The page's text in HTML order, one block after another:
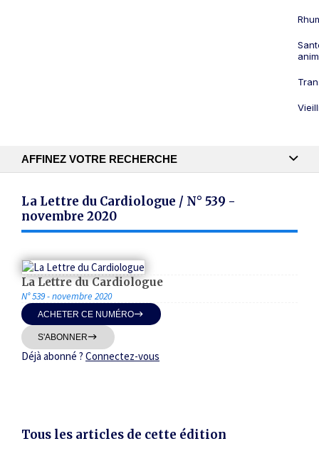
AFFINEZ VOTRE RECHERCHE
Thématiques
Du
La Lettre du Cardiologue / N° 539 -
novembre 2020
La Lettre du Cardiologue
N° 539 - novembre 2020
ACHETER CE NUMÉRO
S'ABONNER
Déjà abonné ? Connectez-vous
Tous les articles de cette édition